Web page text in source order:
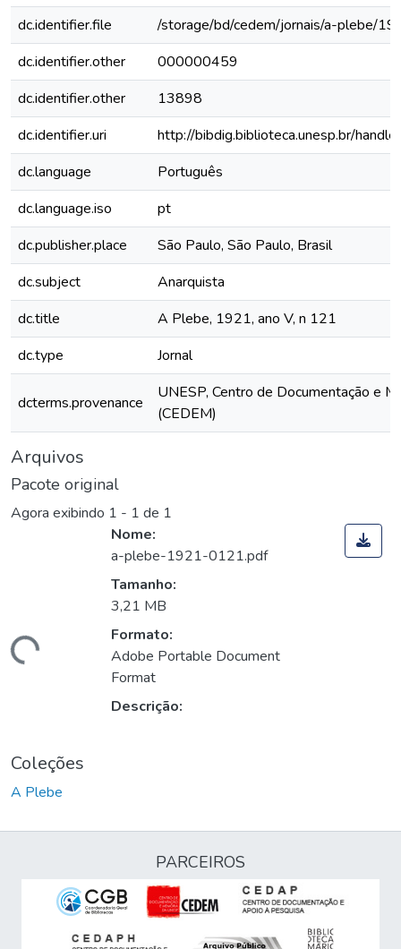
dc.identifier.file
/storage/bd/cedem/jornais/a-plebe/
dc.identifier.other
000000459
dc.identifier.other
13898
dc.identifier.uri
http://bibdig.biblioteca.unesp.br/
dc.language
Português
dc.language.iso
pt
dc.publisher.place
São Paulo, São Paulo, Brasil
dc.subject
Anarquista
dc.title
A Plebe, 1921, ano V, n 121
dc.type
Jornal
dcterms.provenance
UNESP, Centro de Documentação e
(CEDEM)
Arquivos
Pacote original
Agora exibindo 1 - 1 de 1
Nome:
a-plebe-1921-0121.pdf
Tamanho:
3,21 MB
Formato:
Adobe Portable Document
Format
Descrição:
Coleções
A Plebe
PARCEIROS